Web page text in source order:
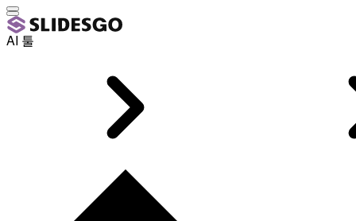
AI 툴